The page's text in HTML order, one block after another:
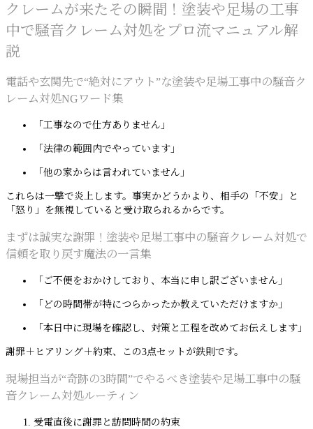
クレームが来たその瞬間！塗装や足場の工事
中で騒音クレーム対処をプロ流マニュアル解
説
電話や玄関先で“絶対にアウト”な塗装や足場工事中の騒音ク
レーム対処NGワード集
「工事なので仕方ありません」
「法律の範囲内でやっています」
「他の家からは言われていません」
これらは一撃で炎上します。事実かどうかより、相手の「不安」と
「怒り」を無視していると受け取られるからです。
まずは誠実な謝罪！塗装や足場工事中の騒音クレーム対処で
信頼を取り戻す魔法の一言集
「ご不便をおかけしており、本当に申し訳ございません」
「どの時間帯が特につらかったか教えていただけますか」
「本日中に現場を確認し、対策と工程を改めてお伝えします」
謝罪＋ヒアリング＋約束、この3点セットが鉄則です。
現場担当が“奇跡の3時間”でやるべき塗装や足場工事中の騒
音クレーム対処ルーティン
受電直後に謝罪と訪問時間の約束